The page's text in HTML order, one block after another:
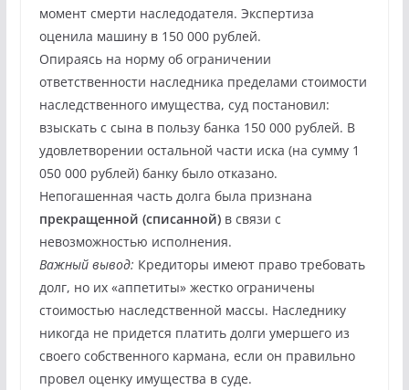
момент смерти наследодателя. Экспертиза
оценила машину в 150 000 рублей.
Опираясь на норму об ограничении
ответственности наследника пределами стоимости
наследственного имущества, суд постановил:
взыскать с сына в пользу банка 150 000 рублей. В
удовлетворении остальной части иска (на сумму 1
050 000 рублей) банку было отказано.
Непогашенная часть долга была признана
прекращенной (списанной)в связи с
невозможностью исполнения.
Важный вывод: Кредиторы имеют право требовать
долг, но их «аппетиты» жестко ограничены
стоимостью наследственной массы. Наследнику
никогда не придется платить долги умершего из
своего собственного кармана, если он правильно
провел оценку имущества в суде.